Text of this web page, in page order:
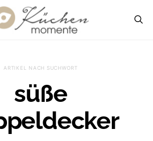
ARTIKEL NACH SUCHWORT
süße